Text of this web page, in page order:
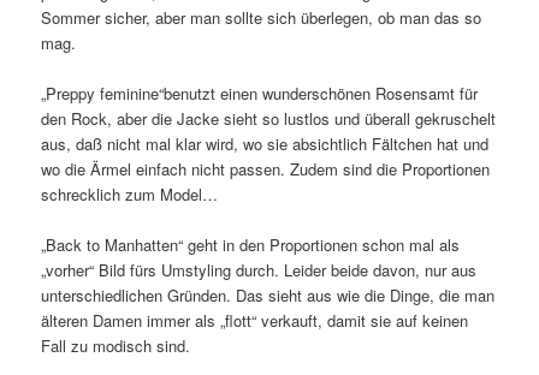
Sommer sicher, aber man sollte sich überlegen, ob man das so
mag.
„Preppy feminine“benutzt einen wunderschönen Rosensamt für
den Rock, aber die Jacke sieht so lustlos und überall gekruschelt
aus, daß nicht mal klar wird, wo sie absichtlich Fältchen hat und
wo die Ärmel einfach nicht passen. Zudem sind die Proportionen
schrecklich zum Model…
„Back to Manhatten“ geht in den Proportionen schon mal als
„vorher“ Bild fürs Umstyling durch. Leider beide davon, nur aus
unterschiedlichen Gründen. Das sieht aus wie die Dinge, die man
älteren Damen immer als „flott“ verkauft, damit sie auf keinen
Fall zu modisch sind.